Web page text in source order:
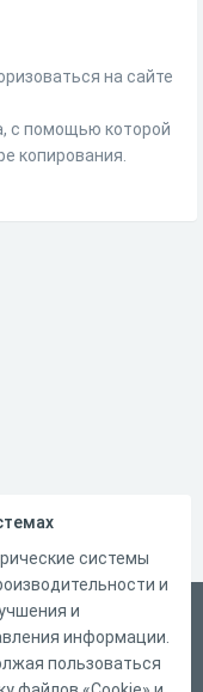
на сайте
с помощью которой
копирования.
системы
и
и
информации.
пользоваться